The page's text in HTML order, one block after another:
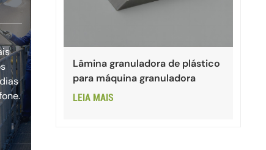
Lâmina granuladora de plástico
para máquina granuladora
LEIA MAIS